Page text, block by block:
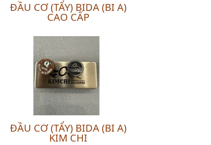
ĐẦU CƠ (TẨY) BIDA (BI A)
CAO CẤP
ĐẦU CƠ (TẨY) BIDA (BI A)
KIM CHI